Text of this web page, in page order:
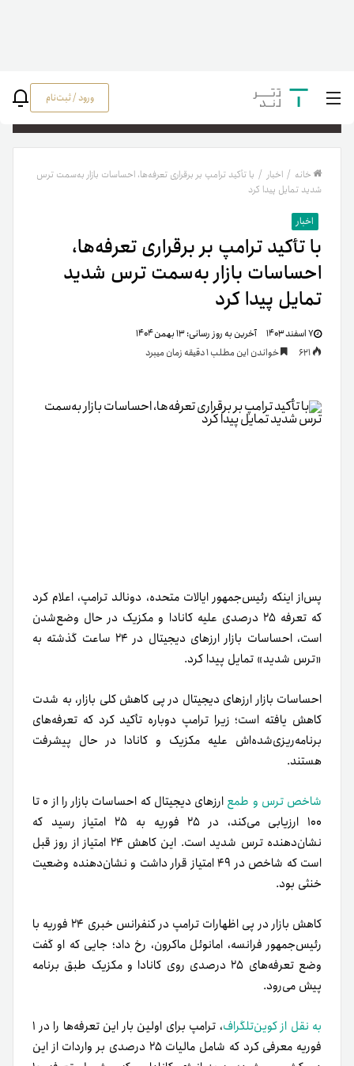
ورود / ثبت‌نام
خانه / اخبار / با تأکید ترامپ بر برقراری تعرفه‌ها، احساسات بازار به‌سمت ترس
شدید تمایل پیدا کرد
اخبار
با تأکید ترامپ بر برقراری تعرفه‌ها،
احساسات بازار به‌سمت ترس شدید
تمایل پیدا کرد
۷ اسفند ۱۴۰۳ آخرین به روز رسانی:۱۳ بهمن ۱۴۰۴
خواندن این مطلب 1 دقیقه زمان میبرد
پس‌از اینکه رئیس‌جمهور ایالات متحده، دونالد ترامپ، اعلام کرد
که تعرفه ۲۵ درصدی علیه کانادا و مکزیک در حال وضع‌شدن
است، احساسات بازار ارزهای دیجیتال در ۲۴ ساعت گذشته به
«ترس شدید» تمایل پیدا کرد.
احساسات بازار ارزهای دیجیتال در پی کاهش کلی بازار، به شدت
کاهش یافته است؛ زیرا ترامپ دوباره تأکید کرد که تعرفه‌های
برنامه‌ریزی‌شده‌اش علیه مکزیک و کانادا در حال پیشرفت
هستند.
شاخص ترس و طمع
ارزهای دیجیتال که احساسات بازار را از ۰ تا
۱۰۰ ارزیابی می‌کند، در ۲۵ فوریه به ۲۵ امتیاز رسید که
نشان‌دهنده ترس شدید است. این کاهش ۲۴ امتیاز از روز قبل
است که شاخص در ۴۹ امتیاز قرار داشت و نشان‌دهنده وضعیت
خنثی بود.
کاهش بازار در پی اظهارات ترامپ در کنفرانس خبری ۲۴ فوریه با
رئیس‌جمهور فرانسه، امانوئل ماکرون، رخ داد؛ جایی که او گفت
وضع تعرفه‌های ۲۵ درصدی روی کانادا و مکزیک طبق برنامه
پیش می‌رود.
به نقل از کوین‌تلگراف
، ترامپ برای اولین بار این تعرفه‌ها را در ۱
فوریه معرفی کرد که شامل مالیات ۲۵ درصدی بر واردات از این